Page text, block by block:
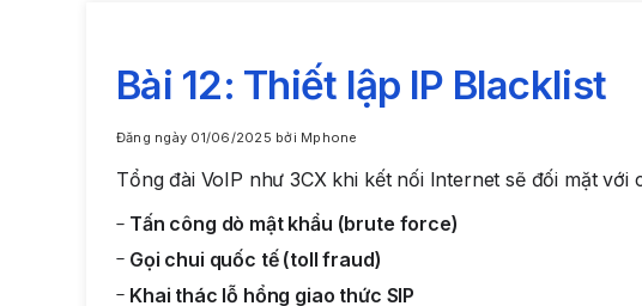
Bài 12: Thiết lập IP Blacklist
Đăng ngày 01/06/2025 bởi Mphone
Tổng đài VoIP như 3CX khi kết nối Internet sẽ đối mặt với
Tấn công dò mật khẩu (brute force)
Gọi chui quốc tế (toll fraud)
Khai thác lỗ hổng giao thức SIP